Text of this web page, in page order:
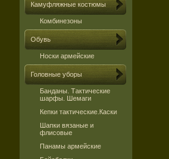
Камуфляжные костюмы
Комбинезоны
Обувь
Носки армейские
Головные уборы
Банданы. Тактические
шарфы. Шемаги
Кепки тактические.Каски
Шапки вязаные и
флисовые
Панамы армейские